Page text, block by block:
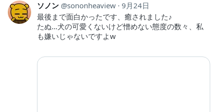
ソノン sononheaview 9月24日
最後まで面白かったです、癒されました♪
たぬ…犬の可愛くないけど憎めない態度の数々、私
も嫌いじゃないですよw